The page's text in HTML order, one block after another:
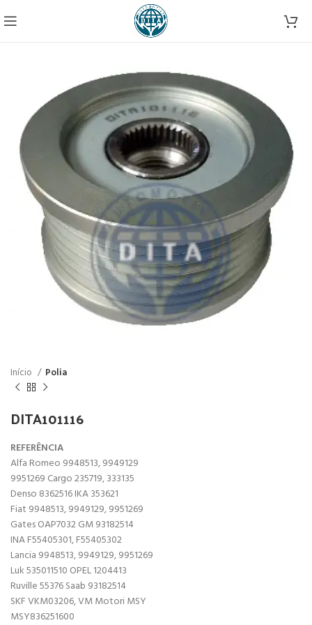
Início Polia
DITA101116
REFERÊNCIA
Alfa Romeo 9948513, 9949129
9951269 Cargo 235719, 333135
Denso 8362516 IKA 353621
Fiat 9948513, 9949129, 9951269
Gates OAP7032 GM 93182514
INA F55405301, F55405302
Lancia 9948513, 9949129, 9951269
Luk 535011510 OPEL 1204413
Ruville 55376 Saab 93182514
SKF VKM03206, VM Motori MSY
MSY836251600